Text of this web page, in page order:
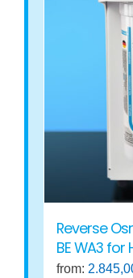
Reverse
BE WA3 for
from: